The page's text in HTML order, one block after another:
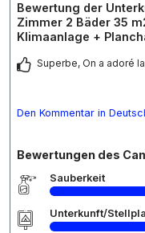
Bewertung der
Zimmer 2 Bäder 35
Klimaanlage +
Superbe, On a adoré
Den Kommentar in
Bewertungen des
Sauberkeit
Unterkunft/